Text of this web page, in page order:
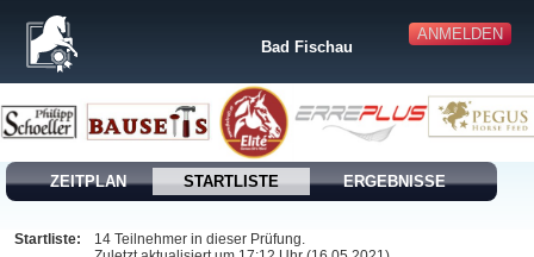
ANMELDEN
Bad Fischau
ZEITPLAN STARTLISTE ERGEBNISSE
Startliste:
14 Teilnehmer in dieser Prüfung.